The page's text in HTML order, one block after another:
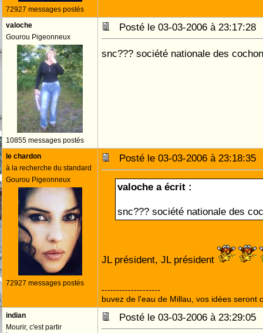
72927 messages postés
valoche
Gourou Pigeonneux
10855 messages postés
Posté le 03-03-2006 à
snc??? société nationale des
le chardon
à la recherche du standard
Gourou Pigeonneux
72927 messages postés
Posté le 03-03-2006 à
valoche a écrit :
snc??? société nationale des
JL président, JL président
--------------------
buvez de l'eau de Millau, vos idées seront
indian
Mourir, c'est partir
Posté le 03-03-2006 à